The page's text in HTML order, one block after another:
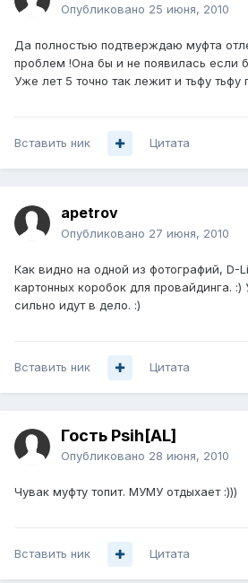
Опубликовано 25 июня, 2010
Да полностью подтверждаю муфта
проблем !Она бы и не появилась если
Уже лет 5 точно так лежит и тьфу тьфу
Вставить ник Цитата
apetrov
Опубликовано 27 июня, 2010
Как видно на одной из фотографий, D-
картонных коробок для провайдинга.
сильно идут в дело. :)
Вставить ник Цитата
Гость Psih[AL]
Опубликовано 28 июня, 2010
Чувак муфту топит. МУМУ отдыхает :)))
Вставить ник Цитата